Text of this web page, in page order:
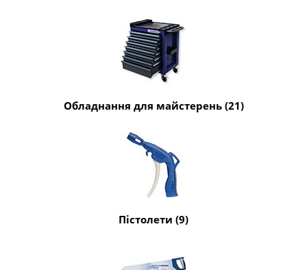
Обладнання для майстерень (21)
Пістолети (9)